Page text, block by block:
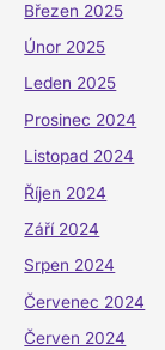
Březen 2025
Únor 2025
Leden 2025
Prosinec 2024
Listopad 2024
Říjen 2024
Září 2024
Srpen 2024
Červenec 2024
Červen 2024